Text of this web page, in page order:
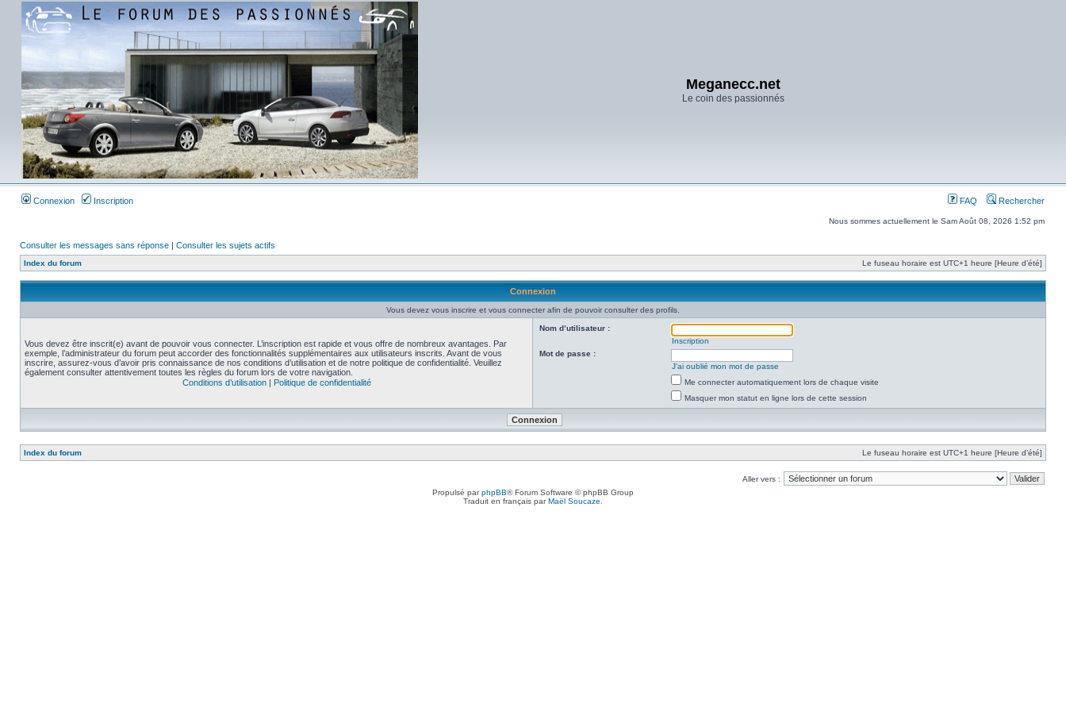
Meganecc.net
Le coin des passionnés
Connexion Inscription FAQ Rechercher
Nous sommes actuellement le Sam Août 08, 2026 1:52 pm
Consulter les messages sans réponse | Consulter les sujets actifs
Index du forum Le fuseau horaire est UTC+1 heure [Heure d’été]
Connexion
Vous devez vous inscrire et vous connecter afin de pouvoir consulter des profils.
Vous devez être inscrit(e) avant de pouvoir vous connecter. L’inscription est rapide et vous offre de nombreux avantages. Par
exemple, l’administrateur du forum peut accorder des fonctionnalités supplémentaires aux utilisateurs inscrits. Avant de vous
inscrire, assurez-vous d’avoir pris connaissance de nos conditions d’utilisation et de notre politique de confidentialité. Veuillez
également consulter attentivement toutes les règles du forum lors de votre navigation.
Conditions d’utilisation| Politique de confidentialité
Nom d’utilisateur :
Inscription
Mot de passe :
J’ai oublié mon mot de passe
Me connecter automatiquement lors de chaque visite
Masquer mon statut en ligne lors de cette session
Index du forum Le fuseau horaire est UTC+1 heure [Heure d’été]
Aller vers :
Propulsé parphpBB® Forum Software © phpBB Group
Traduit en français parMaël Soucaze